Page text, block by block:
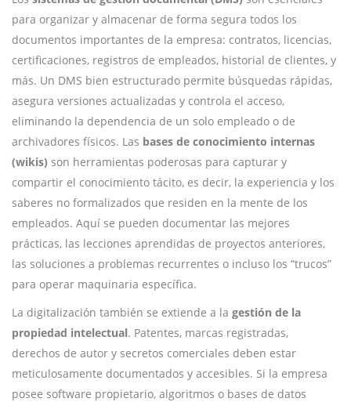
para organizar y almacenar de forma segura todos los
documentos importantes de la empresa: contratos, licencias,
certificaciones, registros de empleados, historial de clientes, y
más. Un DMS bien estructurado permite búsquedas rápidas,
asegura versiones actualizadas y controla el acceso,
eliminando la dependencia de un solo empleado o de
archivadores físicos. Las bases de conocimiento internas
(wikis) son herramientas poderosas para capturar y
compartir el conocimiento tácito, es decir, la experiencia y los
saberes no formalizados que residen en la mente de los
empleados. Aquí se pueden documentar las mejores
prácticas, las lecciones aprendidas de proyectos anteriores,
las soluciones a problemas recurrentes o incluso los “trucos”
para operar maquinaria específica.
La digitalización también se extiende a la gestión de la
propiedad intelectual. Patentes, marcas registradas,
derechos de autor y secretos comerciales deben estar
meticulosamente documentados y accesibles. Si la empresa
posee software propietario, algoritmos o bases de datos